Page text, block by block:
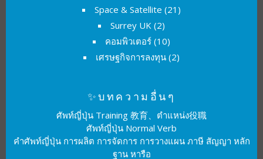
Space & Satellite (21)
Surrey UK (2)
คอมพิวเตอร์ (10)
เศรษฐกิจการลงทุน (2)
✨บทความอื่นๆ
ศัพท์ญี่ปุ่น Training 教育、ตำแหน่ง役職
ศัพท์ญี่ปุ่น Normal Verb
คำศัพท์ญี่ปุ่น การผลิต การจัดการ การวางแผน ภาษี สัญญา หลัก
ฐาน หารือ